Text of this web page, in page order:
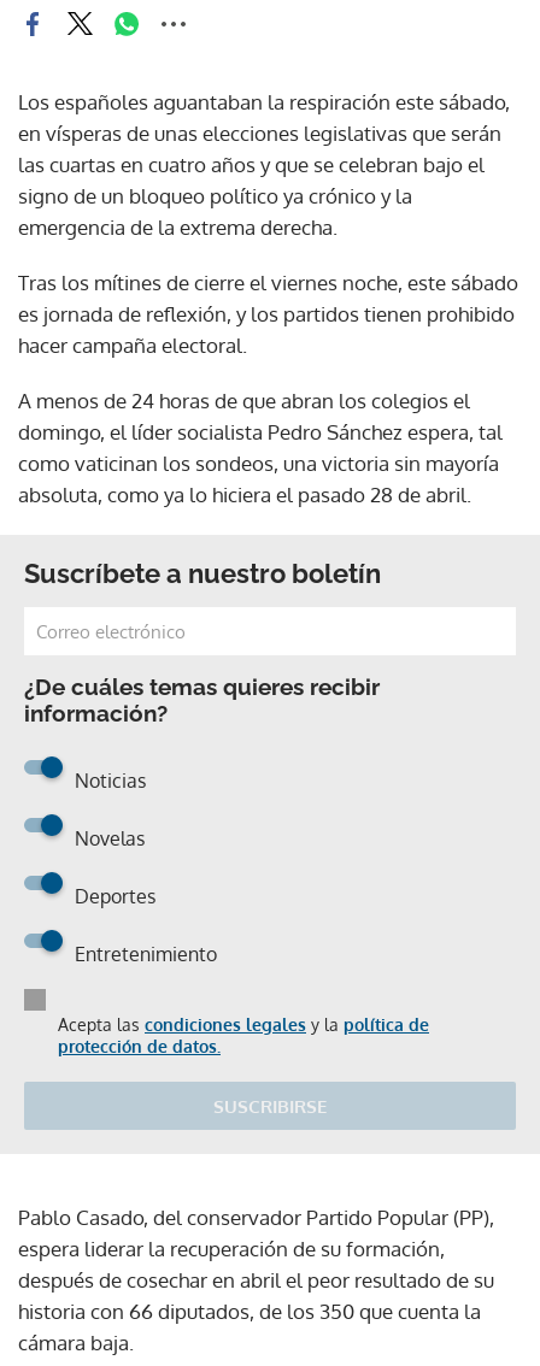
Los españoles aguantaban la respiración este sábado,
en vísperas de unas elecciones legislativas que serán
las cuartas en cuatro años y que se celebran bajo el
signo de un bloqueo político ya crónico y la
emergencia de la extrema derecha.
Tras los mítines de cierre el viernes noche, este sábado
es jornada de reflexión, y los partidos tienen prohibido
hacer campaña electoral.
A menos de 24 horas de que abran los colegios el
domingo, el líder socialista Pedro Sánchez espera, tal
como vaticinan los sondeos, una victoria sin mayoría
absoluta, como ya lo hiciera el pasado 28 de abril.
Suscríbete a nuestro boletín
¿De cuáles temas quieres recibir
información?
Noticias
Novelas
Deportes
Entretenimiento
Acepta las condiciones legales y la política de
protección de datos.
SUSCRIBIRSE
Pablo Casado, del conservador Partido Popular (PP),
espera liderar la recuperación de su formación,
después de cosechar en abril el peor resultado de su
historia con 66 diputados, de los 350 que cuenta la
cámara baja.